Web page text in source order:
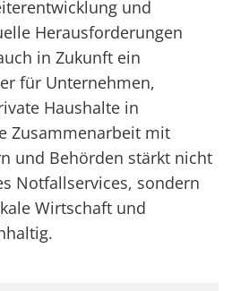
und
Herausforderungen
in Zukunft ein
für Unternehmen,
Haushalte in
Zusammenarbeit mit
und Behörden stärkt nicht
Notfallservices, sondern
Wirtschaft und